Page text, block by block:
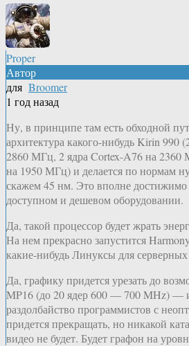
Proper
Автор
для Broomer
1 год назад
Ну, в принципе там есть обходной
архитектура какого-нибудь Kirin 990
2860 МГц, 2 ядра Cortex-A76 на 2360
на 1950 МГц) и делается по нормам
скажем 45 нм. Это вполне
доступном и дешевом оборудовании.
Да, такой процессор будет жрать
На нем прекрасно запустится
какие-нибудь Линуксы для серверных
Да, графику придется урезать до
MP16 (до 20 ядер 600 — 700 MHz) —
раздолбайство программистов с
придется прекращать, но никакой
видео не будет. Будет графон на